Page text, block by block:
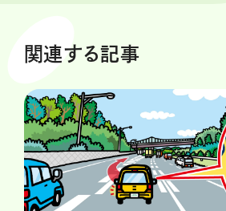
関連する記事